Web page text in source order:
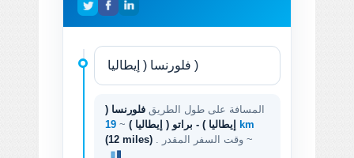
المسافة على طول الطريق فلورنسا (
إيطاليا ) - براتو ( إيطاليا ) ~
19 km
(12 miles)
. وقت السفر المقدر ~